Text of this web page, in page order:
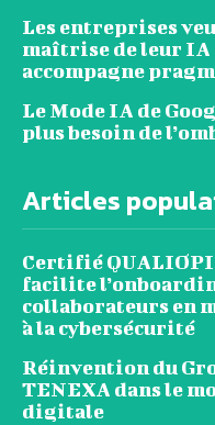
Les entreprises
maîtrise de leur IA
accompagne
Le Mode IA de
plus besoin de
Articles
Certifié
facilite
collaborateurs en
à la cybersécurité
Réinvention du
TENEXA dans le
digitale